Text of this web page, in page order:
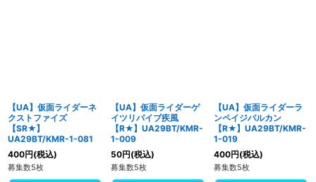
【UA】仮面ライダーネ
クストファイズ
【SR★】
UA29BT/KMR-1-081
400円(税込)
募集数5枚
【UA】仮面ライダーゲ
イツリバイブ疾風
【R★】UA29BT/KMR-
1-009
50円(税込)
募集数5枚
【UA】仮面ライダーラ
ンペイジバルカン
【R★】UA29BT/KMR-
1-019
400円(税込)
募集数5枚